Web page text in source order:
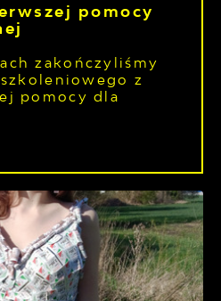
pomocy
zakończyliśmy
z
pomocy dla